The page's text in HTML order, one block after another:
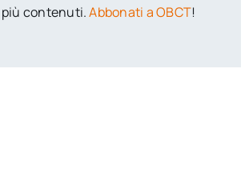
più contenuti.Abbonati a OBCT!